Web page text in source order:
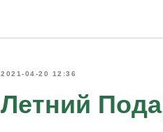
2021-04-20 12:36
Летний